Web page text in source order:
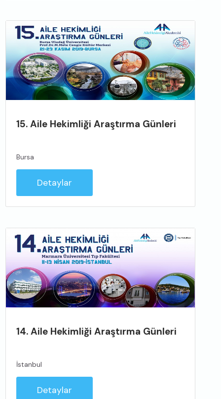
15. Aile Hekimliği Araştırma Günleri
Bursa
Detaylar
14. Aile Hekimliği Araştırma Günleri
İstanbul
Detaylar